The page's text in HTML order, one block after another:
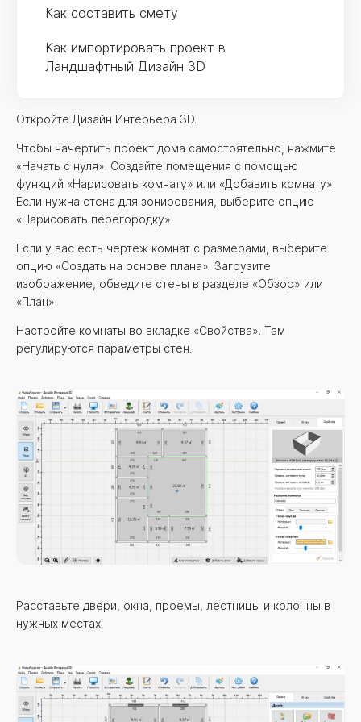
Откройте Дизайн Интерьера 3D.
Чтобы начертить проект дома самостоятельно, нажмите
«Начать с нуля». Создайте помещения с помощью
функций «Нарисовать комнату» или «Добавить комнату».
Если нужна стена для зонирования, выберите опцию
«Нарисовать перегородку».
Если у вас есть чертеж комнат с размерами, выберите
опцию «Создать на основе плана». Загрузите
изображение, обведите стены в разделе «Обзор» или
«План».
Настройте комнаты во вкладке «Свойства». Там
регулируются параметры стен.
Расставьте двери, окна, проемы, лестницы и колонны в
нужных местах.
Как составить смету
Как импортировать проект в
Ландшафтный Дизайн 3D